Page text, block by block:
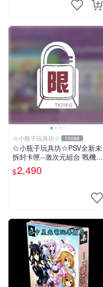
☆小瓶子玩具坊☆ 10088
☆小瓶子玩具坊☆PSV全新未
拆封卡匣--激次元組合 戰機少
女 VS 殭屍軍團 限定版 (日
版)+特典--CD
$2,490